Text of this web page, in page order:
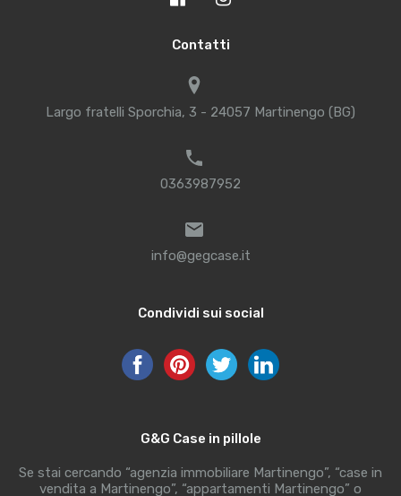
Contatti
Largo fratelli Sporchia, 3 - 24057 Martinengo (BG)
0363987952
info@gegcase.it
Condividi sui social
G&G Case in pillole
Se stai cercando “agenzia immobiliare Martinengo”, “case in
vendita a Martinengo”, “appartamenti Martinengo” o